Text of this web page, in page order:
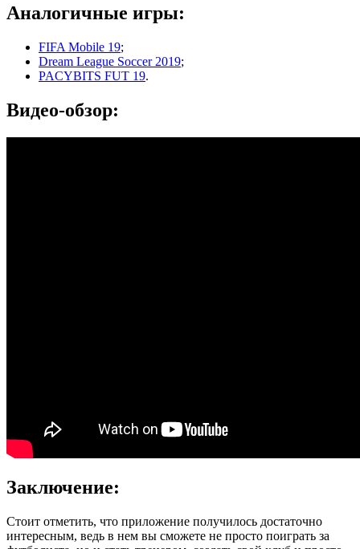
Аналогичные игры:
FIFA Mobile 19;
Dream League Soccer 2019;
PACYBITS FUT 19.
Видео-обзор:
Заключение:
Стоит отметить, что приложение получилось достаточно
интересным, ведь в нем вы сможете не просто поиграть за